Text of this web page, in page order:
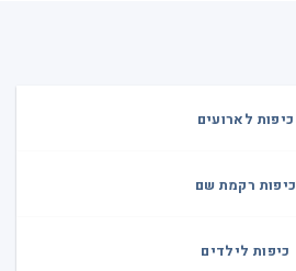
כיפות לארועים
כיפות רקמת שם
כיפות לילדים